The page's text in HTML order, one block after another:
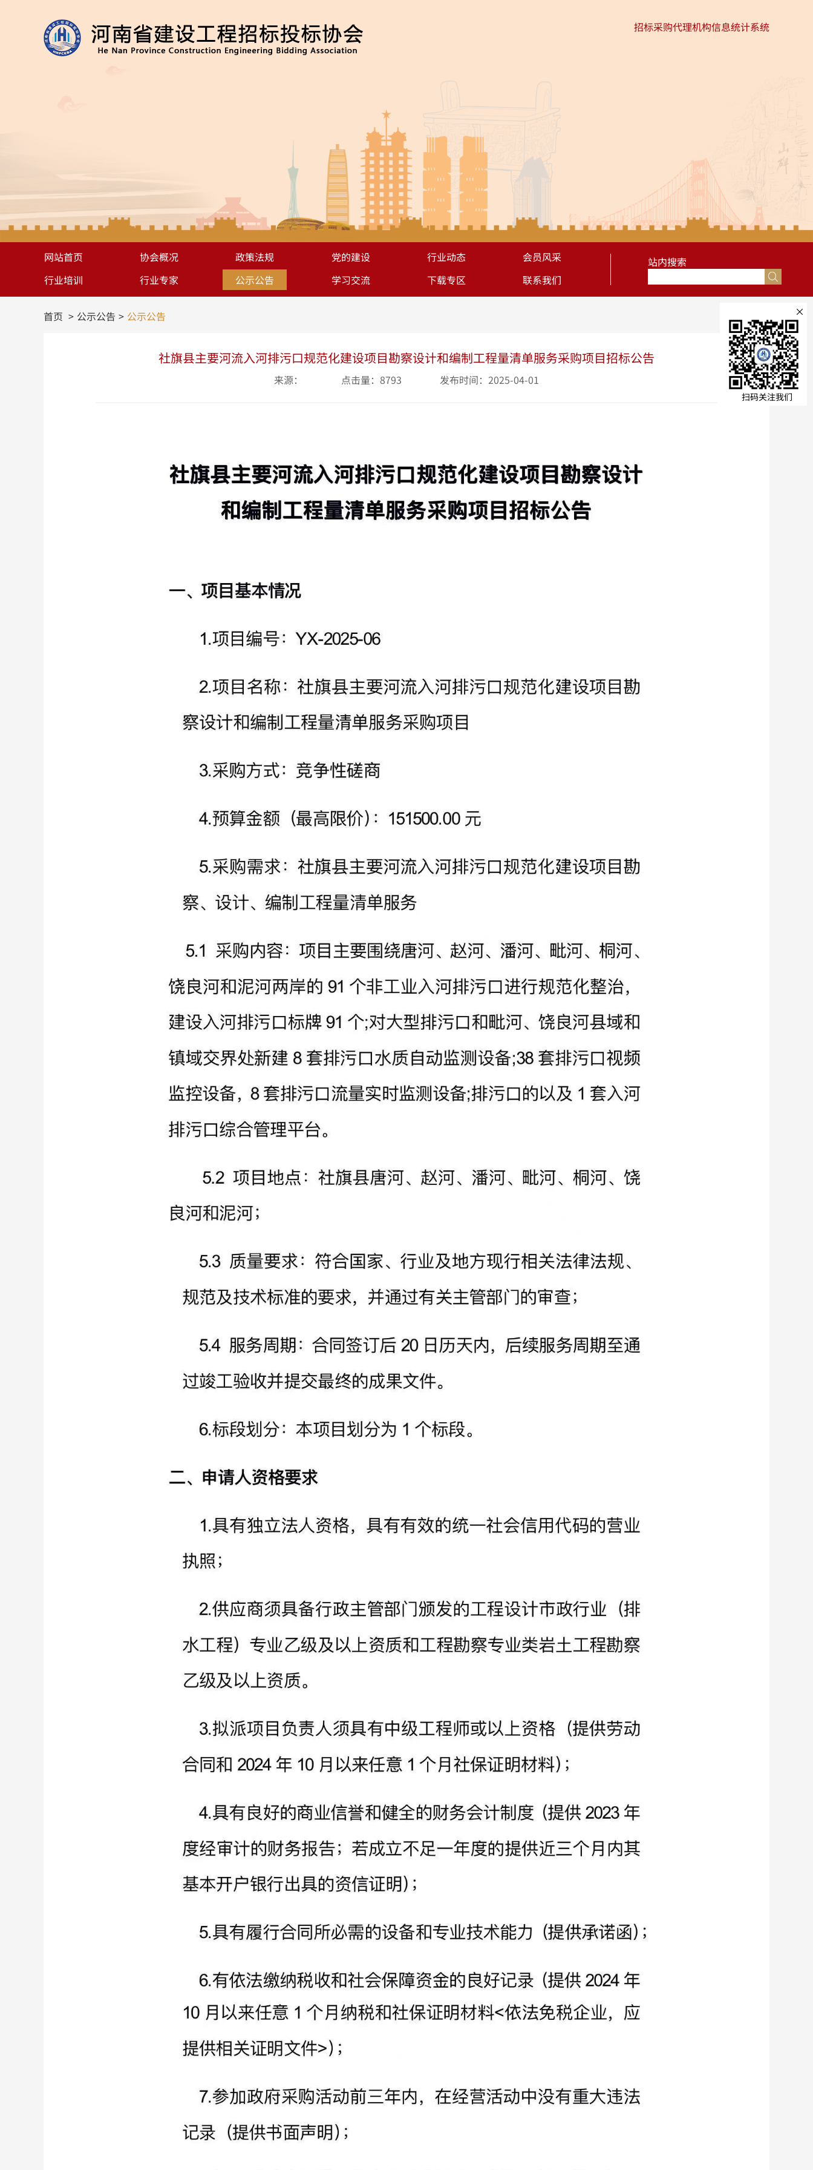
招标采购代理机构信息统计系统
网站首页 协会概况 政策法规 党的建设 行业动态
会员风采
行业培训
行业专家 公示公告 学习交流 下载专区 联系我们
站内搜索
首页 公示公告 公示公告
社旗县主要河流入河排污口规范化建设项目勘察设计和编制工程量清单服务采购项目招标公告
来源： 点击量：8793 发布时间：2025-04-01
×
扫码关注我们